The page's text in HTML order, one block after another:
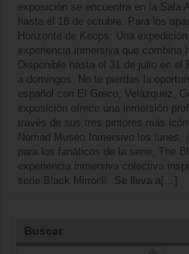
exposición se encuentra en la Sala
hasta el 18 de octubre. Para los
Horizonte de Keops: Una
experiencia inmersiva que combina
Disponible hasta el 31 de julio en el
a domingos. No te pierdas la
español con El Greco, Velázquez,
exposición ofrece una inmersión
través de sus tres pintores más
Nomad Museo Inmersivo los lunes,
para los fanáticos de la serie, The
experiencia inmersiva colectiva
serie Black Mirror®. Se lleva a[…]
Buscar